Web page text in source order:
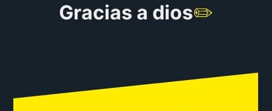
Gracias a dios✏️